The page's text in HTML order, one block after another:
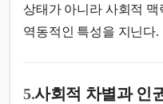
상태가 아니라 사회적
역동적인 특성을 지닌다.
5.사회적 차별과 인